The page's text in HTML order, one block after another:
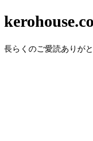
長らくのご愛読ありが